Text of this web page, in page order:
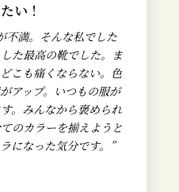
い！
不満。そんな私でした
た最高の靴でした。ま
こも痛くならない。色
アップ。いつもの服が
。みんなから褒められ
のカラーを揃えようと
になった気分です。”